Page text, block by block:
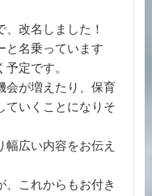
改名しました！
と名乗っています
定です。
会が増えたり、保育
ていくことになりそ
広い内容をお伝え
、これからもお付き